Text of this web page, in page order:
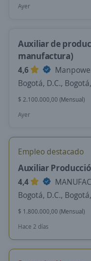
Ayer
Auxiliar de
manufactura)
4,6
Bogotá, D.C.,
$ 2.100.000,00 (Mensual)
Ayer
Empleo destacado
Auxiliar
4,4
Bogotá, D.C.,
$ 1.800.000,00 (Mensual)
Hace 2 días